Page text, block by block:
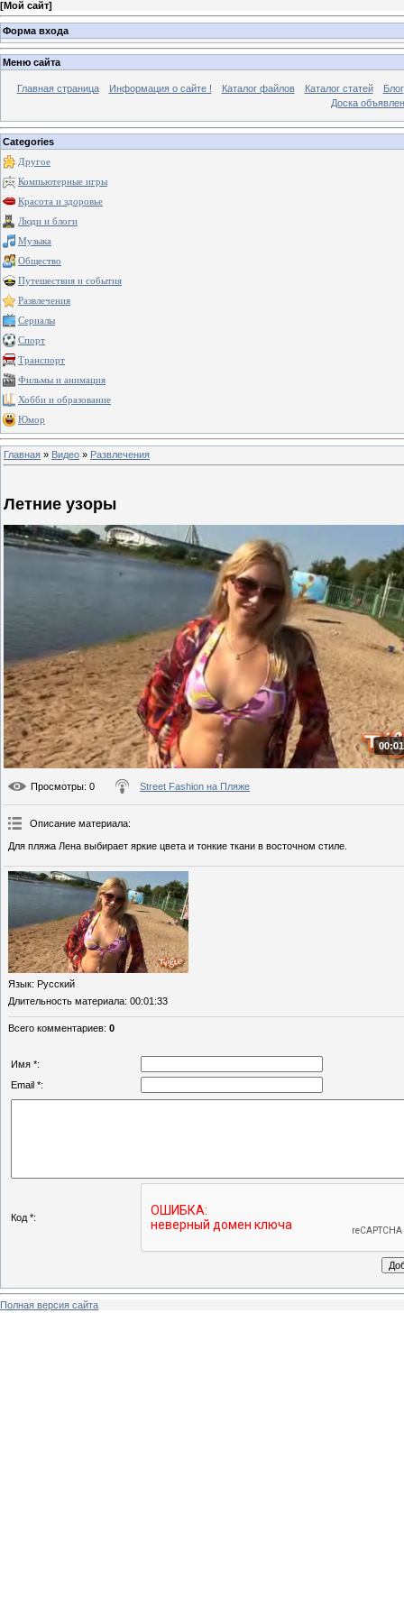
[Мой сайт]
Форма входа
Меню сайта
Главная страница Информация о сайте ! Каталог файлов Каталог статей
Блог
Доска
Categories
Другое
Компьютерные игры
Красота и здоровье
Люди и блоги
Музыка
Общество
Путешествия и события
Развлечения
Сериалы
Спорт
Транспорт
Фильмы и анимация
Хобби и образование
Юмор
Главная » Видео » Развлечения
Летние узоры
Просмотры: 0 Street Fashion на Пляже
Описание материала:
Для пляжа Лена выбирает яркие цвета и тонкие ткани в восточном стиле.
Язык: Русский
Длительность материала: 00:01:33
Всего комментариев: 0
Имя *:
Email *:
Код *:
Полная версия сайта